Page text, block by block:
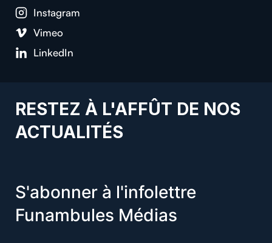
Instagram
Vimeo
LinkedIn
RESTEZ À L'AFFÛT DE NOS
ACTUALITÉS
S'abonner à l'infolettre
Funambules Médias